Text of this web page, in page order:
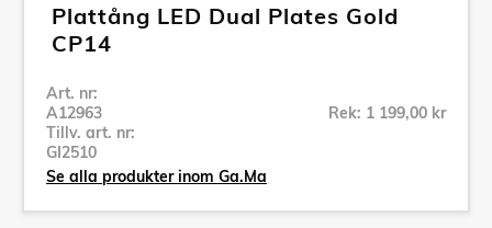
Plattång LED Dual Plates Gold
CP14
Art. nr:
A12963
Tillv. art. nr:
GI2510
Rek: 1 199,00 kr
Se alla produkter inom Ga.Ma